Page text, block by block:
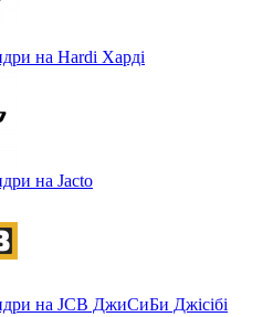
на Hardi Харді
на Jacto
на JCB ДжиСиБи Джісібі